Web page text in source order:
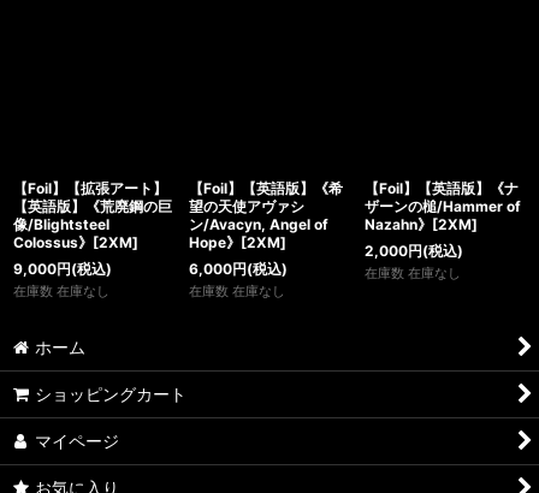
【Foil】【拡張アート】
【英語版】《荒廃鋼の巨
像/Blightsteel
Colossus》[2XM]
9,000円(税込)
在庫数 在庫なし
【Foil】【英語版】《希
望の天使アヴァシ
ン/Avacyn, Angel of
Hope》[2XM]
6,000円(税込)
在庫数 在庫なし
【Foil】【英語版】《ナ
ザーンの槌/Hammer of
Nazahn》[2XM]
2,000円(税込)
在庫数 在庫なし
ホーム
ショッピングカート
マイページ
お気に入り